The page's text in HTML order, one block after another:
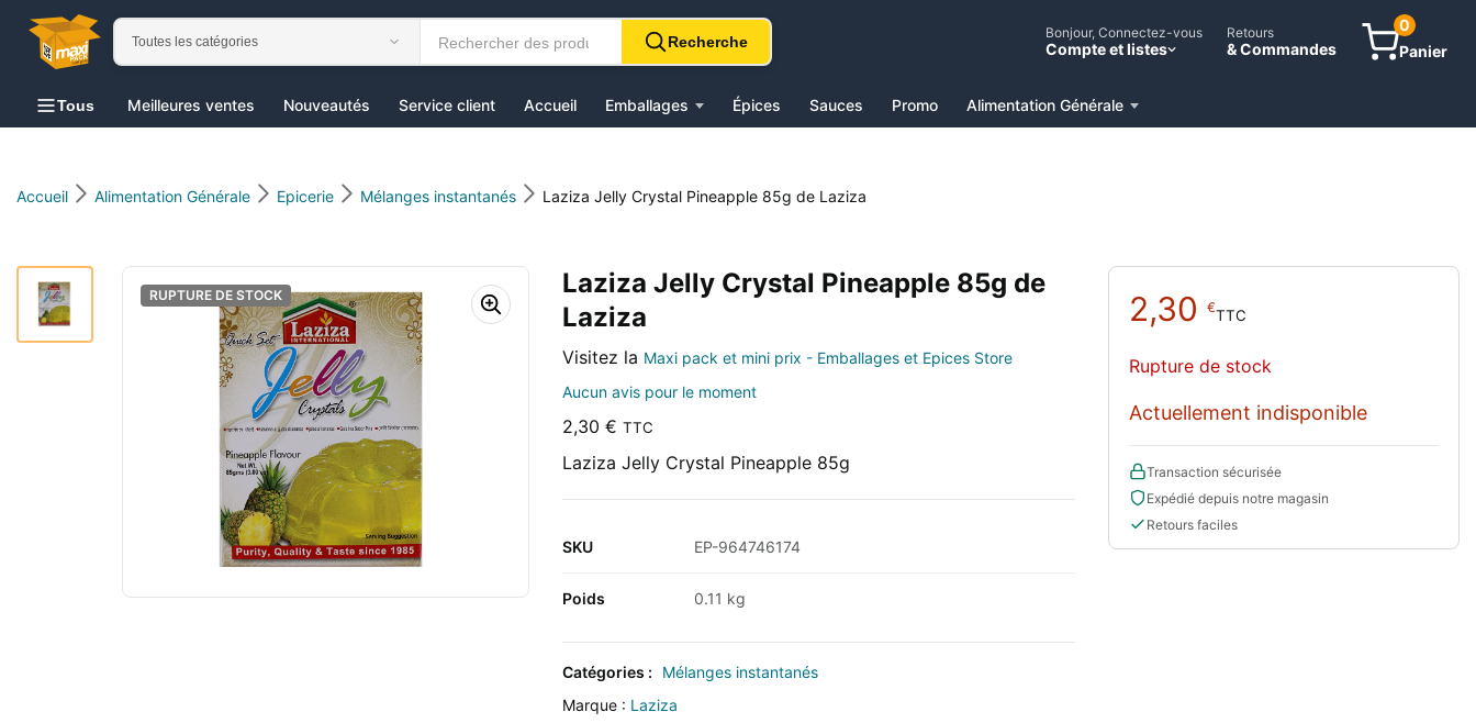
contenu
Recherche
Bonjour, Connectez-vous
Compte et listes
Retours
& Commandes
0
Panier
Tous Meilleures ventes Nouveautés Service client Accueil Emballages Épices Sauces Promo Alimentation Générale
Accueil Alimentation Générale Epicerie Mélanges instantanés Laziza Jelly Crystal Pineapple 85g de Laziza
RUPTURE DE STOCK
Laziza Jelly Crystal Pineapple 85g de
Laziza
Visitez la Maxi pack et mini prix - Emballages et Epices Store
Aucun avis pour le moment
2,30 € TTC
Laziza Jelly Crystal Pineapple 85g
SKU EP-964746174
Poids 0.11 kg
Catégories :
Mélanges instantanés
Marque : Laziza
2,30 €TTC
Rupture de stock
Actuellement indisponible
Transaction sécurisée
Expédié depuis notre magasin
Retours faciles